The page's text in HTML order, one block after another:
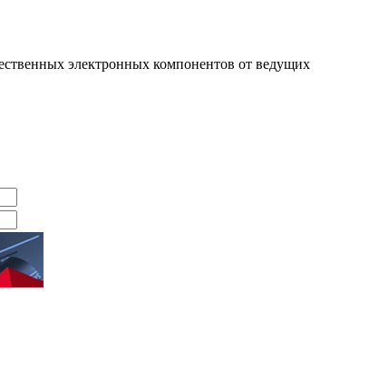
электронных компонентов от ведущих